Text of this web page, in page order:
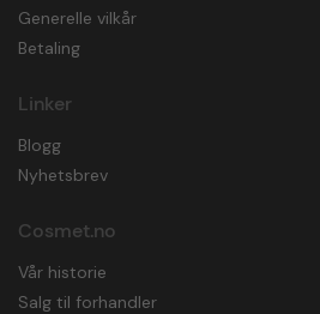
Generelle vilkår
Betaling
Linker
Blogg
Nyhetsbrev
Cosmet.no
Vår historie
Salg til forhandler